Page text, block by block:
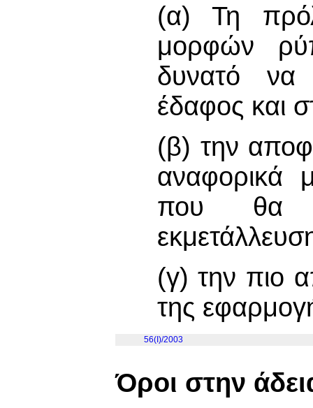
(α) Τη
μορφών
δυνατό να
έδαφος και
(β) την
αναφορικά
που θα
(γ) την πιο
της
56(I)/2003
Όροι στην